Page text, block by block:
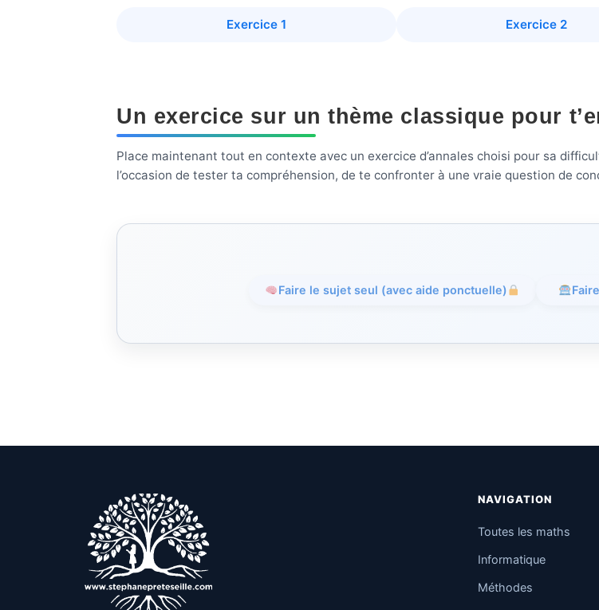
Exercice 1 Exercice 2
Un exercice sur un thème classique pour
Place maintenant tout en contexte avec un exercice d’annales choisi pour sa
l’occasion de tester ta compréhension, de te confronter à une vraie question de
Faire le sujet seul (avec aide ponctuelle)
NAVIGATION
Toutes les maths
Informatique
Méthodes